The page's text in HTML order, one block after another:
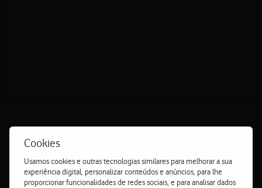
Cookies
Usamos cookies e outras tecnologias similares para melhorar a sua
experiência digital, personalizar conteúdos e anúncios, para lhe
proporcionar funcionalidades de redes sociais, e para analisar dados
Tecnologia inovadora na Europa com